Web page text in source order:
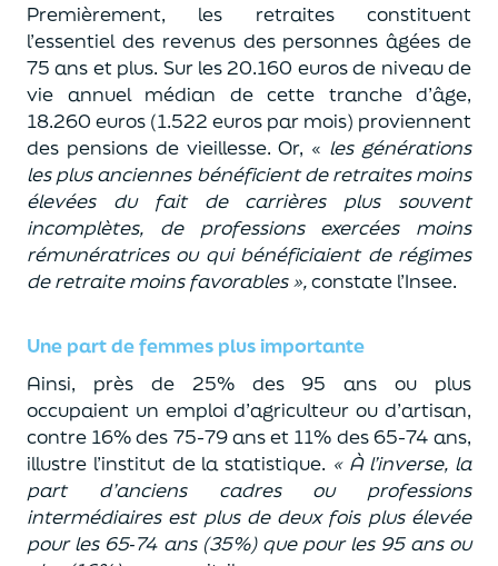
Premièrement, les retraites constituent
l’essentiel des revenus des personnes âgées de
75 ans et plus. Sur les 20.160 euros de niveau de
vie annuel médian de cette tranche d’âge,
18.260 euros (1.522 euros par mois) proviennent
des pensions de vieillesse. Or, « les générations
les plus anciennes bénéficient de retraites moins
élevées du fait de carrières plus souvent
incomplètes, de professions exercées moins
rémunératrices ou qui bénéficiaient de régimes
de retraite moins favorables »,constate l’Insee.
Une part de femmes plus importante
Ainsi, près de 25% des 95 ans ou plus
occupaient un emploi d’agriculteur ou d’artisan,
contre 16% des 75-79 ans et 11% des 65-74 ans,
illustre l’institut de la statistique. « À l’inverse, la
part d’anciens cadres ou professions
intermédiaires est plus de deux fois plus élevée
pour les 65‑74 ans (35%) que pour les 95 ans ou